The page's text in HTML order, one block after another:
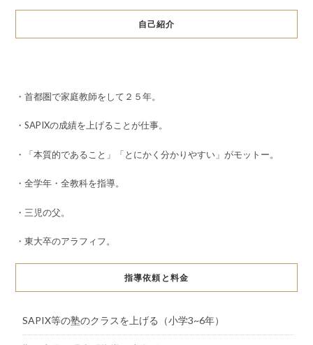
自己紹介
・首都圏で家庭教師をして２５年。
・SAPIXの成績を上げることが仕事。
・「本質的であること」「とにかく分かりやすい」がモットー。
・全学年・全教科を指導。
・三児の父。
・東大卒のアラフィフ。
指導依頼と料金
SAPIX等の塾のクラスを上げる（小学3~6年）